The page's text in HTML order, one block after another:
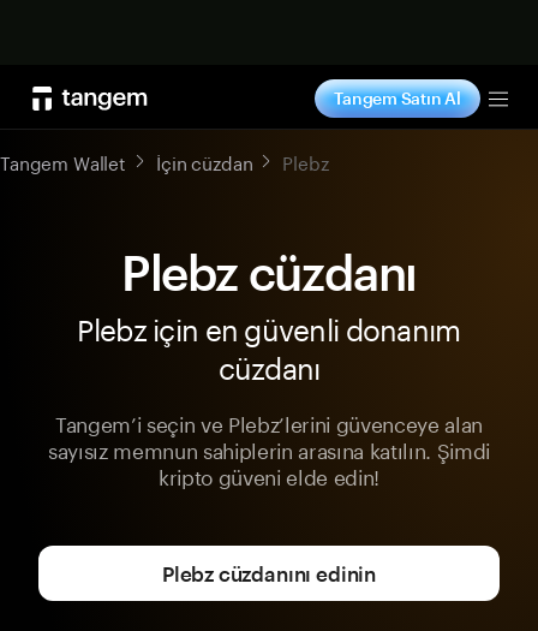
Tangem Satın Al
Tangem Wallet İçin cüzdan Plebz
Plebz cüzdanı
Plebz için en güvenli donanım
cüzdanı
Tangem’i seçin ve Plebz’lerini güvenceye alan
sayısız memnun sahiplerin arasına katılın. Şimdi
kripto güveni elde edin!
Plebz cüzdanını edinin